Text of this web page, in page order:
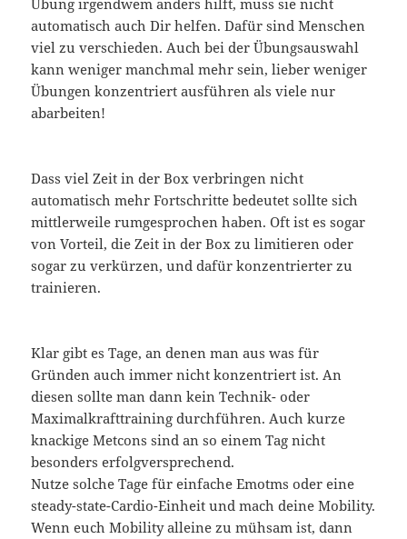
Übung irgendwem anders hilft, muss sie nicht
automatisch auch Dir helfen. Dafür sind Menschen
viel zu verschieden. Auch bei der Übungsauswahl
kann weniger manchmal mehr sein, lieber weniger
Übungen konzentriert ausführen als viele nur
abarbeiten!
Dass viel Zeit in der Box verbringen nicht
automatisch mehr Fortschritte bedeutet sollte sich
mittlerweile rumgesprochen haben. Oft ist es sogar
von Vorteil, die Zeit in der Box zu limitieren oder
sogar zu verkürzen, und dafür konzentrierter zu
trainieren.
Klar gibt es Tage, an denen man aus was für
Gründen auch immer nicht konzentriert ist. An
diesen sollte man dann kein Technik- oder
Maximalkrafttraining durchführen. Auch kurze
knackige Metcons sind an so einem Tag nicht
besonders erfolgversprechend.
Nutze solche Tage für einfache Emotms oder eine
steady-state-Cardio-Einheit und mach deine Mobility.
Wenn euch Mobility alleine zu mühsam ist, dann